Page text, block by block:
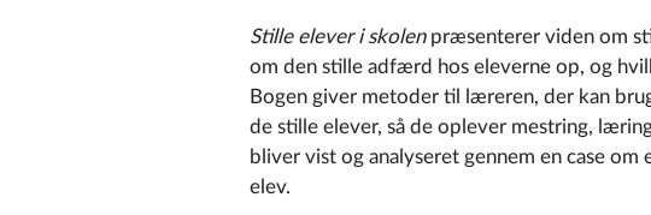
Stille elever i skolenpræsenterer viden om
om den stille adfærd hos eleverne op, og
Bogen giver metoder til læreren, der kan
de stille elever, så de oplever mestring,
bliver vist og analyseret gennem en case om
elev.